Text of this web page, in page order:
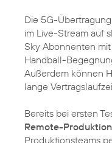
Die 5G-
im Live-Stream auf
Sky Abonnenten
Handball-
Außerdem können
lange
Bereits bei ersten
Remote-
Produktionsteams